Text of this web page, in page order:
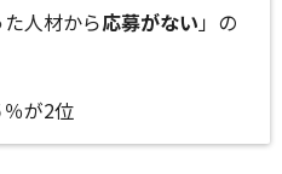
人材から応募がない」の
％が2位